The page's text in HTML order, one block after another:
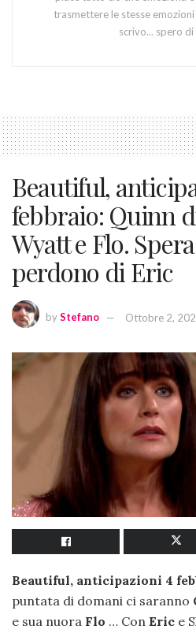
trasmettere le stesse
scrivo... spero di
Beautiful,
febbraio: Quinn
Wyatt e Flo.
perdono di Eric
byStefano Ottobre 2,
Beautiful, anticipazioni 4
puntata di domani ci saranno
e sua nuora Flo … Con Eric e